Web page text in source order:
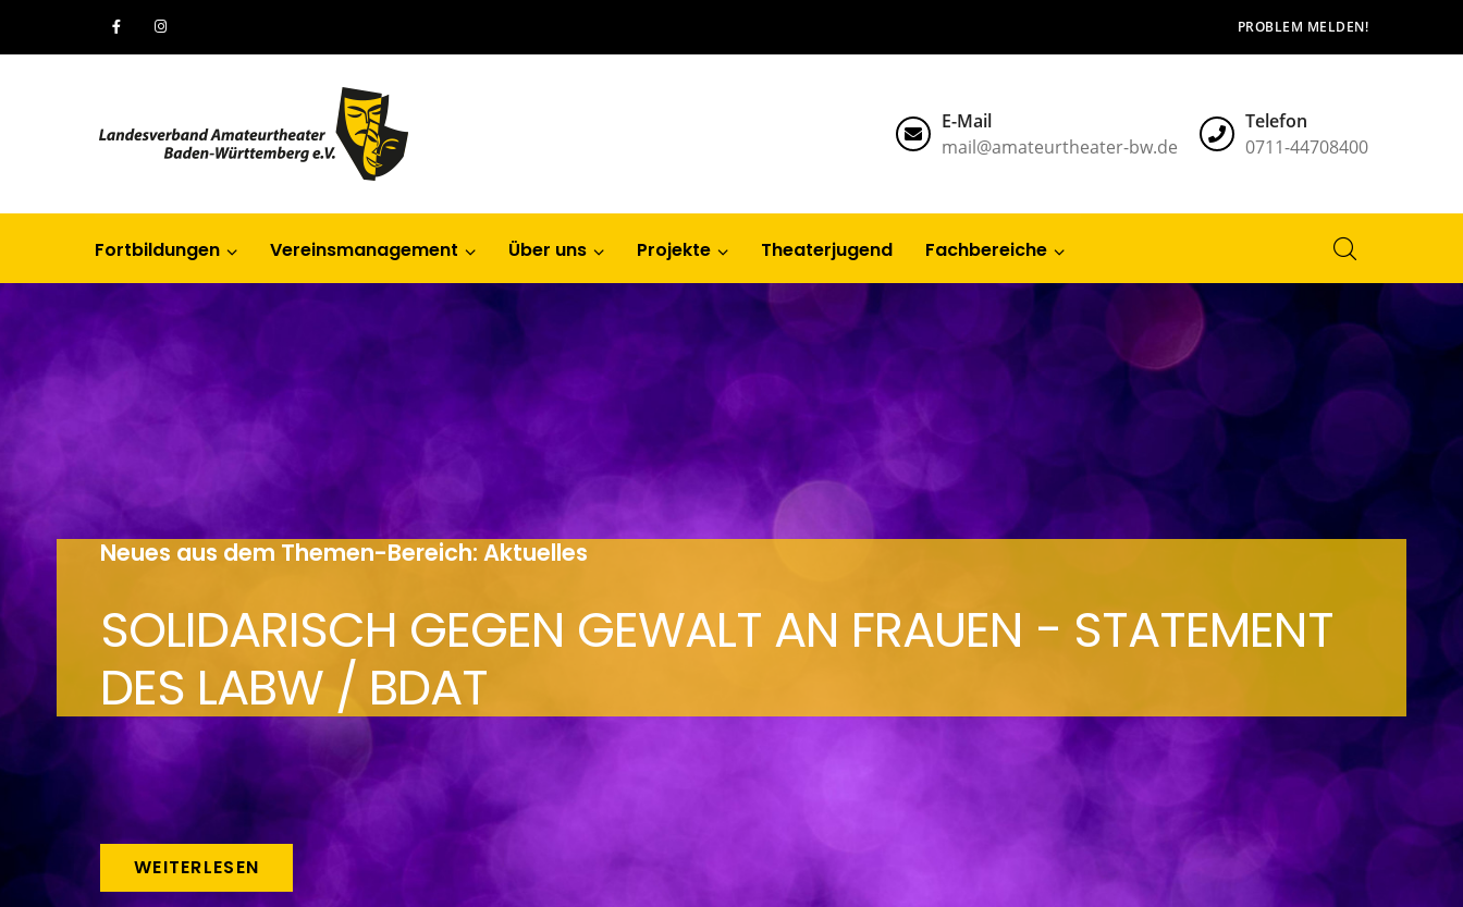
PROBLEM MELDEN!
E-Mail
mail@amateurtheater-bw.de
Telefon
0711-44708400
Fortbildungen Vereinsmanagement Über uns Projekte Theaterjugend Fachbereiche
Neues aus dem Themen-Bereich: Aktuelles
SOLIDARISCH GEGEN GEWALT AN FRAUEN - STATEMENT
DES LABW / BDAT
WEITERLESEN